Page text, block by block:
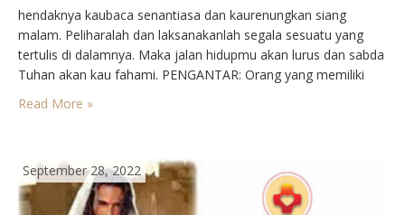
hendaknya kaubaca senantiasa dan kaurenungkan siang
malam. Peliharalah dan laksanakanlah segala sesuatu yang
tertulis di dalamnya. Maka jalan hidupmu akan lurus dan sabda
Tuhan akan kau fahami. PENGANTAR: Orang yang memiliki
pengetahuan luas dan sanggup menjawab serta merta sering
Read More »
September 28, 2022